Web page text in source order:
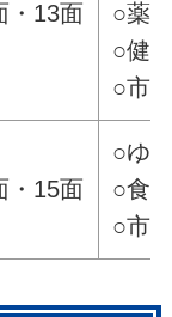
・13面
○薬
○健
○市
・15面
○ゆ
○食
○市